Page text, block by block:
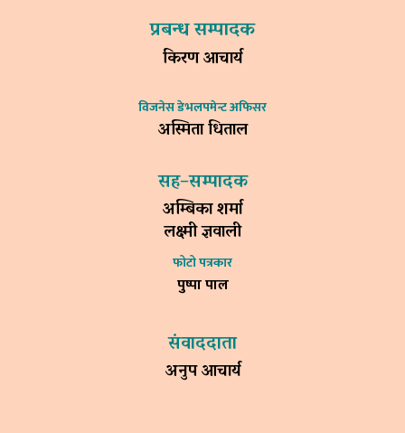
प्रबन्ध सम्पादक
किरण आचार्य
विजनेस डेभलपमेन्ट अफिसर
अस्मिता धिताल
सह–सम्पादक
अम्बिका शर्मा
लक्ष्मी ज्ञवाली
फोटो पत्रकार
पुष्पा पाल
संवाददाता
अनुप आचार्य